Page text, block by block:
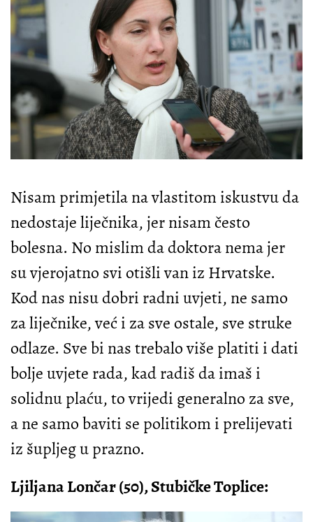
Nisam primjetila na vlastitom iskustvu da
nedostaje liječnika, jer nisam često
bolesna. No mislim da doktora nema jer
su vjerojatno svi otišli van iz Hrvatske.
Kod nas nisu dobri radni uvjeti, ne samo
za liječnike, već i za sve ostale, sve struke
odlaze. Sve bi nas trebalo više platiti i dati
bolje uvjete rada, kad radiš da imaš i
solidnu plaću, to vrijedi generalno za sve,
a ne samo baviti se politikom i prelijevati
iz šupljeg u prazno.
Ljiljana Lončar (50), Stubičke Toplice: